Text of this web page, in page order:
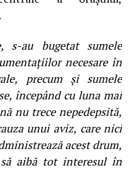
s-au bugetat sumele
necesare în
precum și sumele
începând cu luna mai
nu trece nepedepsită,
unui aviz, care nici
acest drum,
aibă tot interesul în